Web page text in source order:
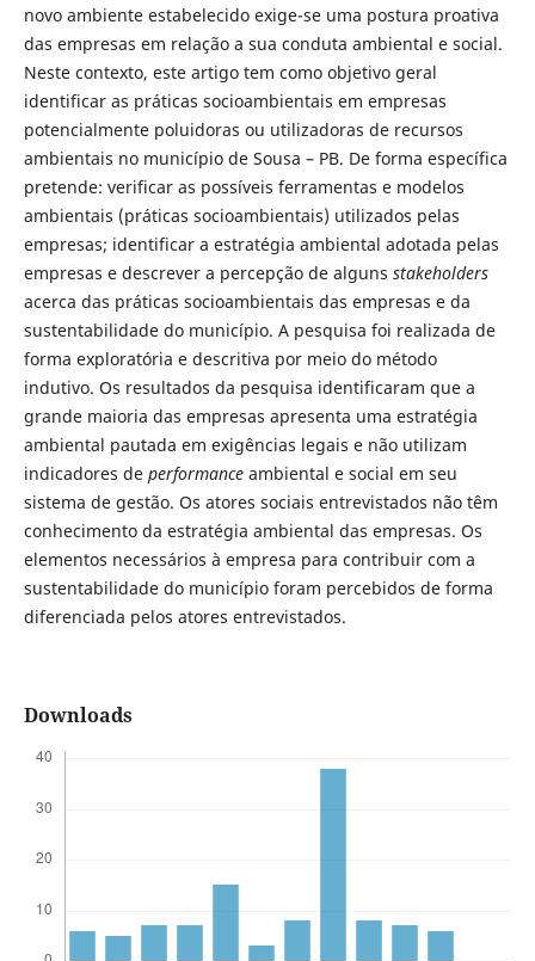
novo ambiente estabelecido exige-se uma postura proativa
das empresas em relação a sua conduta ambiental e social.
Neste contexto, este artigo tem como objetivo geral
identificar as práticas socioambientais em empresas
potencialmente poluidoras ou utilizadoras de recursos
ambientais no município de Sousa – PB. De forma específica
pretende: verificar as possíveis ferramentas e modelos
ambientais (práticas socioambientais) utilizados pelas
empresas; identificar a estratégia ambiental adotada pelas
empresas e descrever a percepção de alguns stakeholders
acerca das práticas socioambientais das empresas e da
sustentabilidade do município. A pesquisa foi realizada de
forma exploratória e descritiva por meio do método
indutivo. Os resultados da pesquisa identificaram que a
grande maioria das empresas apresenta uma estratégia
ambiental pautada em exigências legais e não utilizam
indicadores de performanceambiental e social em seu
sistema de gestão. Os atores sociais entrevistados não têm
conhecimento da estratégia ambiental das empresas. Os
elementos necessários à empresa para contribuir com a
sustentabilidade do município foram percebidos de forma
diferenciada pelos atores entrevistados.
Downloads